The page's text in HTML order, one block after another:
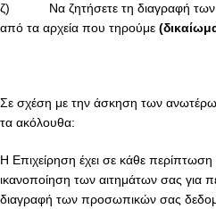
ζ) Να ζητήσετε τη διαγραφή των
από τα αρχεία που τηρούμε
Σε σχέση με την άσκηση των
τα ακόλουθα:
Η Επιχείρηση έχει σε κάθε περίπτωση
ικανοποίηση των αιτημάτων σας για
διαγραφή των προσωπικών σας